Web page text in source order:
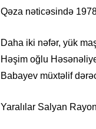
Qəza nəticəsində
Daha iki nəfər, yük
Həşim oğlu
Babayev müxtəlif
Yaralılar Salyan